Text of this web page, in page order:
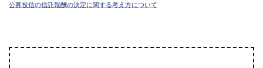
公募投信の信託報酬の決定に関する考え方について